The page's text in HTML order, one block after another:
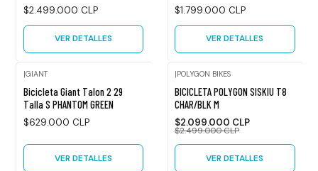
$2.499.000 CLP
VER DETALLES
$1.799.000 CLP
VER DETALLES
GIANT
Bicicleta Giant Talon 2 29
Talla S PHANTOM GREEN
$629.000 CLP
VER DETALLES
-16%
OFF
POLYGON BIKES
BICICLETA POLYGON SISKIU T8
CHAR/BLK M
$2.099.000 CLP
$2.499.000 CLP
VER DETALLES